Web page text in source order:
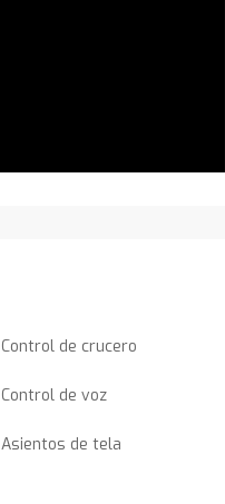
Control de crucero
Control de voz
Asientos de tela